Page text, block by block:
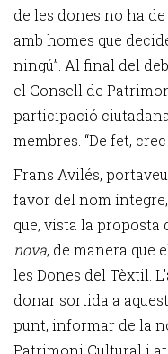
de les dones no ha
amb homes que
ningú”. Al final del
el Consell de
participació
membres. “De fet,
Frans Avilés,
favor del nom
que, vista la proposta
nova, de manera que
les Dones del Tèxtil.
donar sortida a
punt, informar de la
Patrimoni Cultural i